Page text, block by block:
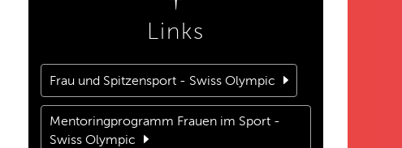
Links
Frau und Spitzensport - Swiss Olympic
Mentoringprogramm Frauen im Sport -
Swiss Olympic